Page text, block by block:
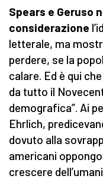
Spears e Geruso
considerazione
letterale, ma
perdere, se la
calare. Ed è qui
da tutto il
demografica”. Ai
Ehrlich,
dovuto alla
americani
crescere